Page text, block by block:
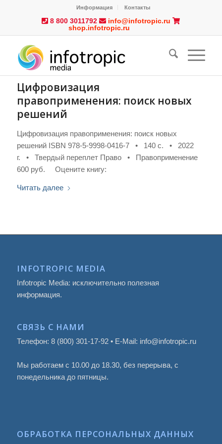
Информация Контакты
8 800 3011792
info@infotropic.ru
shop.infotropic.ru
Цифровизация
правоприменения: поиск новых
решений
Цифровизация правоприменения: поиск новых
решений ISBN 978-5-9998-0416-7 • 140 с. • 2022
г. • Твердый переплет Право • Правоприменение
600 руб. Оцените книгу:
Читать далее
INFOTROPIC MEDIA
Infotropic Media: исключительно полезная
информация.
СВЯЗЬ С НАМИ
Телефон: 8 (800) 301-17-92 • E-Mail: info@infotropic.ru
Мы работаем с 10.00 до 18.30, без перерыва, с
понедельника до пятницы.
ОБРАБОТКА ПЕРСОНАЛЬНЫХ ДАННЫХ